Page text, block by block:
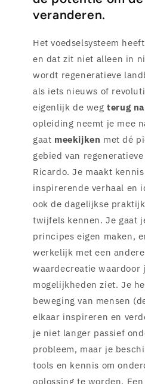
veranderen.
Het voedselsysteem
en dat zit niet alleen in
wordt regeneratieve
als iets nieuws of
eigenlijk de wegterug
opleiding neemt je mee
gaat meekijken met dé
gebied van
Ricardo. Je maakt
inspirerende verhaal en
ook de dagelijkse
twijfels kennen. Je gaat
principes eigen maken,
werkelijk met een
waardecreatie waardoor
mogelijkheden ziet. Je
beweging van mensen
elkaar inspireren en
je niet langer passief
probleem, maar je
tools en kennis om
oplossing te worden.